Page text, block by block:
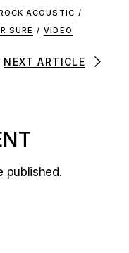
ACOUSTIC /
SURE / VIDEO
NEXT ARTICLE
published.